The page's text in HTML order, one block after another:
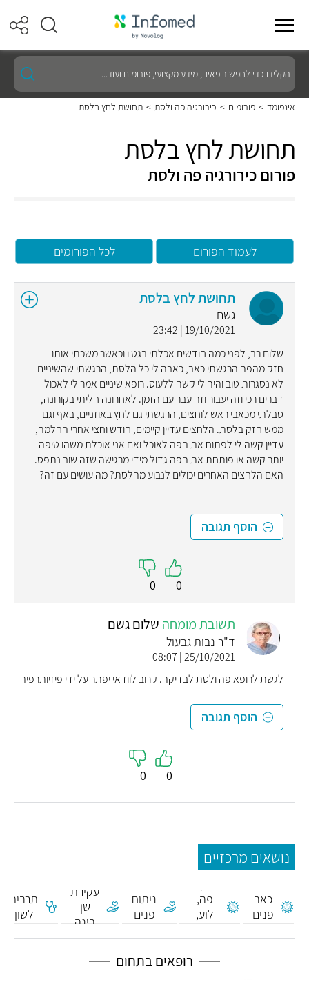
הקלידו
כדי
לחפש
רופאים,
מידע
ועוד...
אינפומד > פורומים > כירורגיה פה ולסת > תחושת לחץ בלסת
תחושת לחץ בלסת
פורום כירורגיה פה ולסת
לעמוד הפורום לכל הפורומים
תחושת לחץ בלסת
גשם
19/10/2021 | 23:42
שלום רב, לפני כמה חודשים אכלתי בגט ו וכאשר משכתי אותו
חזק מהפה הרגשתי כאב, כאבה לי כל הלסת, הרגשתי שהשיניים
לא נסגרות טוב והיה לי קשה ללעוס. רופא שיניים אמר לי לאכול
דברים רכי וזה יעבור וזה עבר עם הזמן. לאחרונה חליתי בקורונה,
סבלתי מכאבי ראש לוחצים, הרגשתי גם לחץ באוזניים, באף וגם
ממש חזק בלסת. הלחצים עדיין קיימים, חודש וחצי אחרי החלמה,
עדיין קשה לי לפתוח את הפה לאוכל ואם אני אוכלת משהו טיפה
יותר קשה או פותחת את הפה גדול מידי מרגישה שזה שוב נתפס.
האם הלחצים האחרים יכולים לנבוע מהלסת? מה עושים עם זה?
הוסף תגובה
0
0
תשובת מומחה שלום גשם
ד"ר נבות גבעול
25/10/2021 | 08:07
לגשת לרופא פה ולסת לבדיקה. קרוב לוודאי יפתר על ידי פיזיותרפיה
הוסף תגובה
0
0
נושאים מרכזיים
כאב
פנים
פה,
לוע,
שקדים
ניתוח
פנים
עקירת
שן
בינה
תרבית
לשון
רופאים בתחום